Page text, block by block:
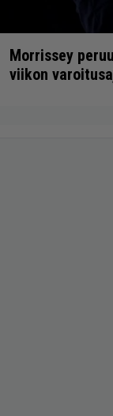
Morrissey
viikon